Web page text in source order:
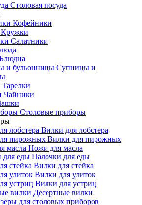
Столовая посуда
Кофейники
Кружки
Салатники
Блюдца
Супницы и
Тарелки
Чайники
Cтоловые приборы
Вилки для лобстера
Вилки для пирожных
Ножи для масла
Палочки для еды
Вилки для стейка
Вилки для улиток
Вилки для устриц
Десертные вилки